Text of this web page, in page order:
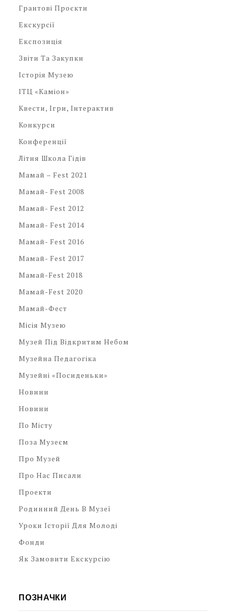
Грантові Проєкти
Екскурсії
Експозиція
Звіти Та Закупки
Історія Музею
ІТЦ «Каміон»
Квести, Ігри, Інтерактив
Конкурси
Конференції
Літня Школа Гідів
Мамай – Fest 2021
Мамай- Fest 2008
Мамай- Fest 2012
Мамай- Fest 2014
Мамай- Fest 2016
Мамай- Fest 2017
Мамай-Fest 2018
Мамай-Fest 2020
Мамай-Фест
Місія Музею
Музей Під Відкритим Небом
Музейна Педагогіка
Музейні «посиденьки»
Новини
Новини
По Місту
Поза Музеєм
Про Музей
Про Нас Писали
Проекти
Родинний День В Музеї
Уроки Історії Для Молоді
Фонди
Як Замовити Екскурсію
ПОЗНАЧКИ